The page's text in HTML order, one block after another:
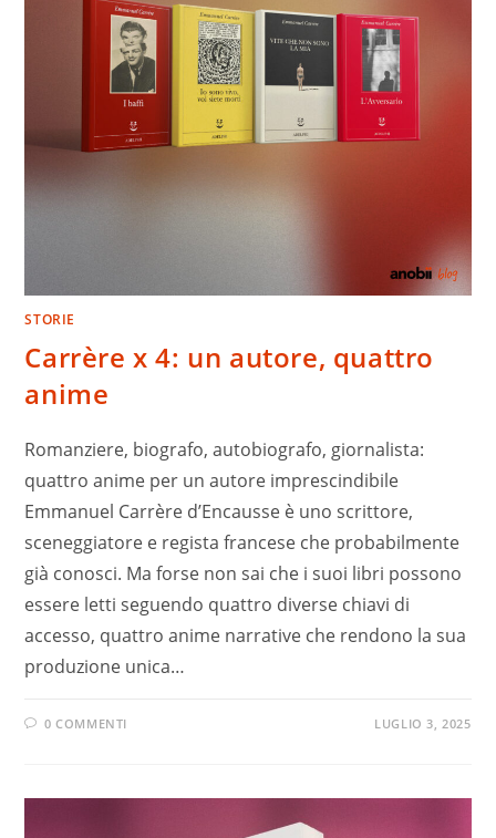
STORIE
Carrère x 4: un autore, quattro
anime
Romanziere, biografo, autobiografo, giornalista:
quattro anime per un autore imprescindibile
Emmanuel Carrère d’Encausse è uno scrittore,
sceneggiatore e regista francese che probabilmente
già conosci. Ma forse non sai che i suoi libri possono
essere letti seguendo quattro diverse chiavi di
accesso, quattro anime narrative che rendono la sua
produzione unica…
0 COMMENTI LUGLIO 3, 2025